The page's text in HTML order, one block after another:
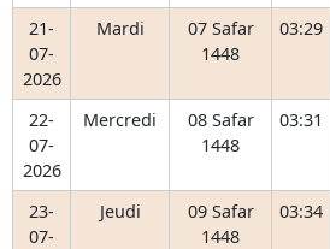
21-
07-
2026
Mardi
07 Safar
1448
03:29
22-
07-
2026
Mercredi
08 Safar
1448
03:31
23-
07-
Jeudi
09 Safar
1448
03:34